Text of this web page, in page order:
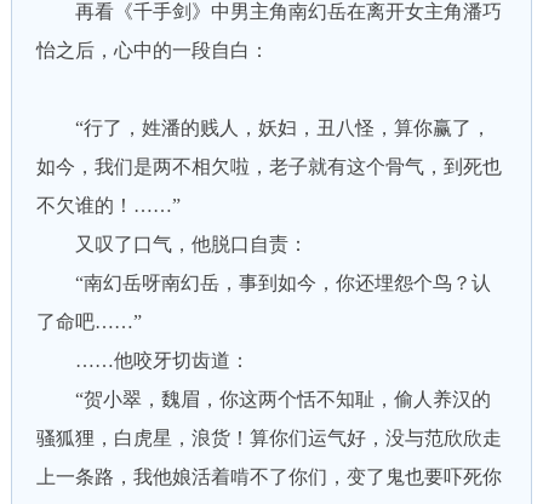
再看《千手剑》中男主角南幻岳在离开女主角潘巧
怡之后，心中的一段自白：
“行了，姓潘的贱人，妖妇，丑八怪，算你赢了，
如今，我们是两不相欠啦，老子就有这个骨气，到死也
不欠谁的！……”
又叹了口气，他脱口自责：
“南幻岳呀南幻岳，事到如今，你还埋怨个鸟？认
了命吧……”
……他咬牙切齿道：
“贺小翠，魏眉，你这两个恬不知耻，偷人养汉的
骚狐狸，白虎星，浪货！算你们运气好，没与范欣欣走
上一条路，我他娘活着啃不了你们，变了鬼也要吓死你